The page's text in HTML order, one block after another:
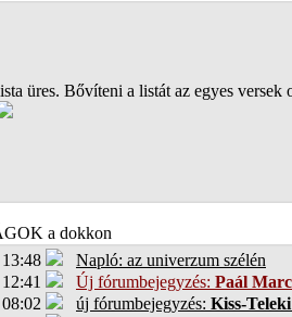
üres. Bővíteni a listát az egyes versek
a dokkon
Napló: az univerzum szélén
Új fórumbejegyzés: Paál
új fórumbejegyzés: Kiss-